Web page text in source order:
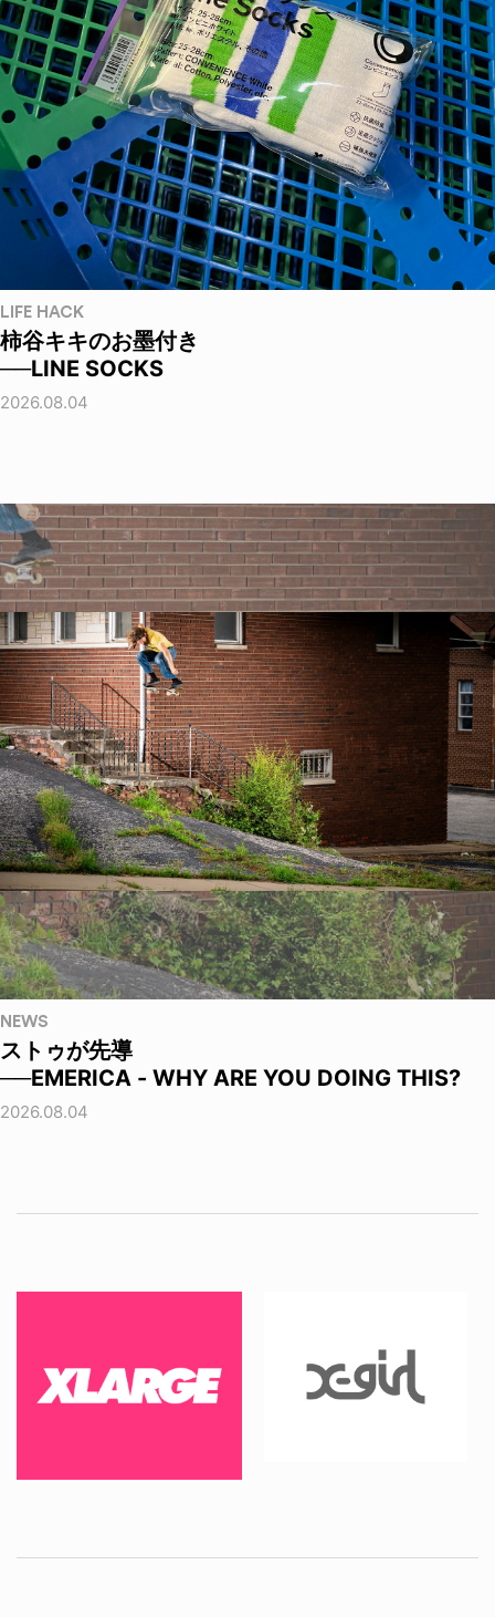
LIFE HACK
柿谷キキのお墨付き
──LINE SOCKS
2026.08.04
NEWS
ストゥが先導
──EMERICA - WHY ARE YOU DOING THIS?
2026.08.04